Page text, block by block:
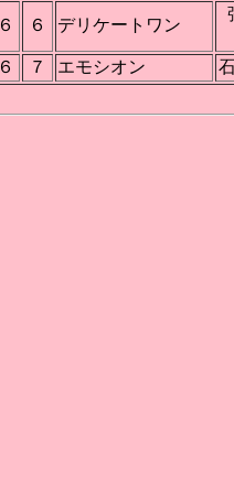
６ ６ デリケートワン
６ ７ エモシオン